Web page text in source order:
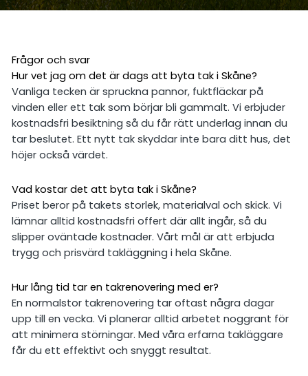
Frågor och svar
Hur vet jag om det är dags att byta tak i Skåne?
Vanliga tecken är spruckna pannor, fuktfläckar på
vinden eller ett tak som börjar bli gammalt. Vi erbjuder
kostnadsfri besiktning så du får rätt underlag innan du
tar beslutet. Ett nytt tak skyddar inte bara ditt hus, det
höjer också värdet.
Vad kostar det att byta tak i Skåne?
Priset beror på takets storlek, materialval och skick. Vi
lämnar alltid kostnadsfri offert där allt ingår, så du
slipper oväntade kostnader. Vårt mål är att erbjuda
trygg och prisvärd takläggning i hela Skåne.
Hur lång tid tar en takrenovering med er?
En normalstor takrenovering tar oftast några dagar
upp till en vecka. Vi planerar alltid arbetet noggrant för
att minimera störningar. Med våra erfarna takläggare
får du ett effektivt och snyggt resultat.